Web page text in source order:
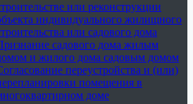
или реконструкции
индивидуального жилищного
или садового дома
садового дома жилым
и жилого дома садовым домом
переустройства и (или)
помещения в
доме